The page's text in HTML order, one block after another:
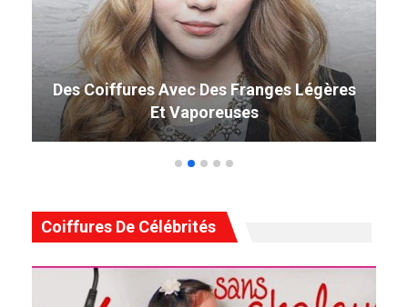
Des Coiffures Avec Des Franges Légères
Et Vaporeuses
Coiffures De Célébrités